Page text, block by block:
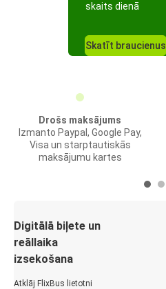
skaits dienā
Skatīt braucienus
Drošs maksājums
Izmanto Paypal, Google Pay,
Visa un starptautiskās
maksājumu kartes
Digitālā biļete un
reāllaika
izsekošana
Atklāj FlixBus lietotni